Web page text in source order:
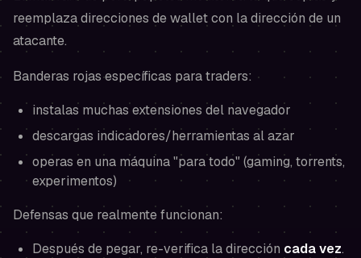
reemplaza direcciones de wallet con la dirección de un
atacante.
Banderas rojas específicas para traders:
instalas muchas extensiones del navegador
descargas indicadores/herramientas al azar
operas en una máquina "para todo" (gaming, torrents,
experimentos)
Defensas que realmente funcionan:
Después de pegar, re-verifica la dirección cada vez.